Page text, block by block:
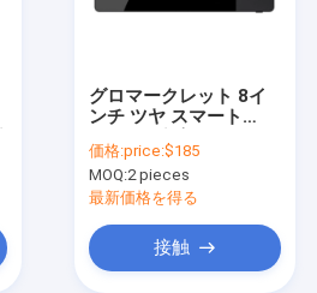
グロマークレット 8イ
ンチ ツヤ スマート
シーンの音楽再生 多機
能のスマートコントロ
ールパネル セントラル
価格:price:$185
MOQ:2 pieces
最新価格を得る
接触